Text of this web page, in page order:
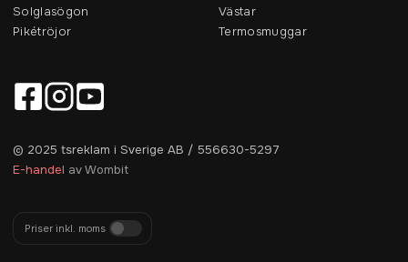
Solglasögon
Pikétröjor
Västar
Termosmuggar
© 2025 tsreklam i Sverige AB / 556630-5297
E-handel av Wombit
Priser inkl. moms